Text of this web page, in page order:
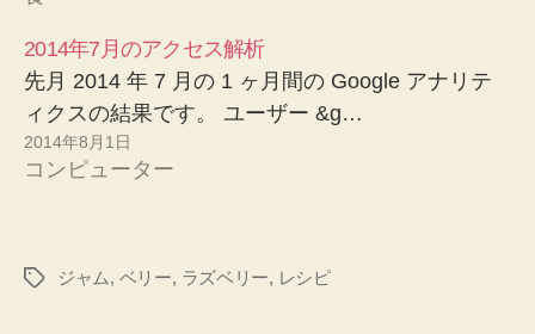
2014年7月のアクセス解析
先月 2014 年 7 月の 1 ヶ月間の Google アナリテ
ィクスの結果です。 ユーザー &g…
2014年8月1日
コンピューター
タ
ジャム, ベリー, ラズベリー, レシピ